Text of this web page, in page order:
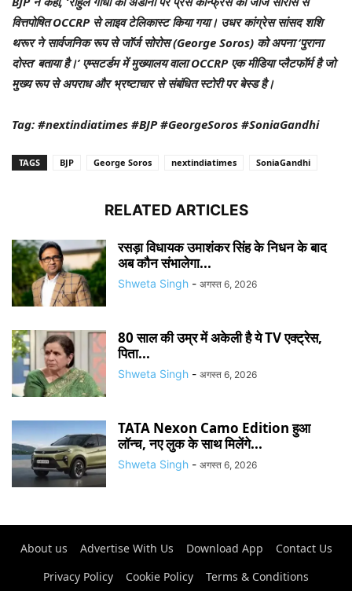
वित्तपोषित OCCRP से लाइव टेलिकास्ट किया गया। उधर कांग्रेस सांसद शशि
थरूर ने सार्वजनिक रूप से जॉर्ज सोरोस (George Soros) को अपना ‘पुराना
दोस्त’ बताया है।’ एम्सटर्डम में मुख्यालय वाला OCCRP एक मीडिया प्लैटफॉर्म है जो
मुख्य रूप से अपराध और भ्रष्टाचार से संबंधित स्टोरी पर बेस्ड है।
Tag: #nextindiatimes #BJP #GeorgeSoros #SoniaGandhi
TAGS BJP George Soros nextindiatimes SoniaGandhi
RELATED ARTICLES
रसड़ा विधायक उमाशंकर सिंह के निधन के बाद
अब कौन संभालेगा...
Shweta Singh - अगस्त 6, 2026
80 साल की उम्र में अकेली है ये TV एक्ट्रेस,
पिता...
Shweta Singh - अगस्त 6, 2026
TATA Nexon Camo Edition हुआ
लॉन्च, नए लुक के साथ मिलेंगे...
Shweta Singh - अगस्त 6, 2026
About us Advertise With Us Download App
Contact Us
Privacy Policy
Cookie Policy Terms & Conditions